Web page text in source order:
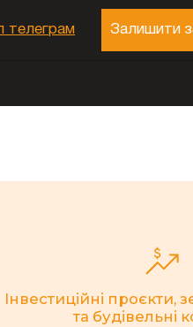
телеграм Залишити
Інвестиційні проєкти,
та будівельні